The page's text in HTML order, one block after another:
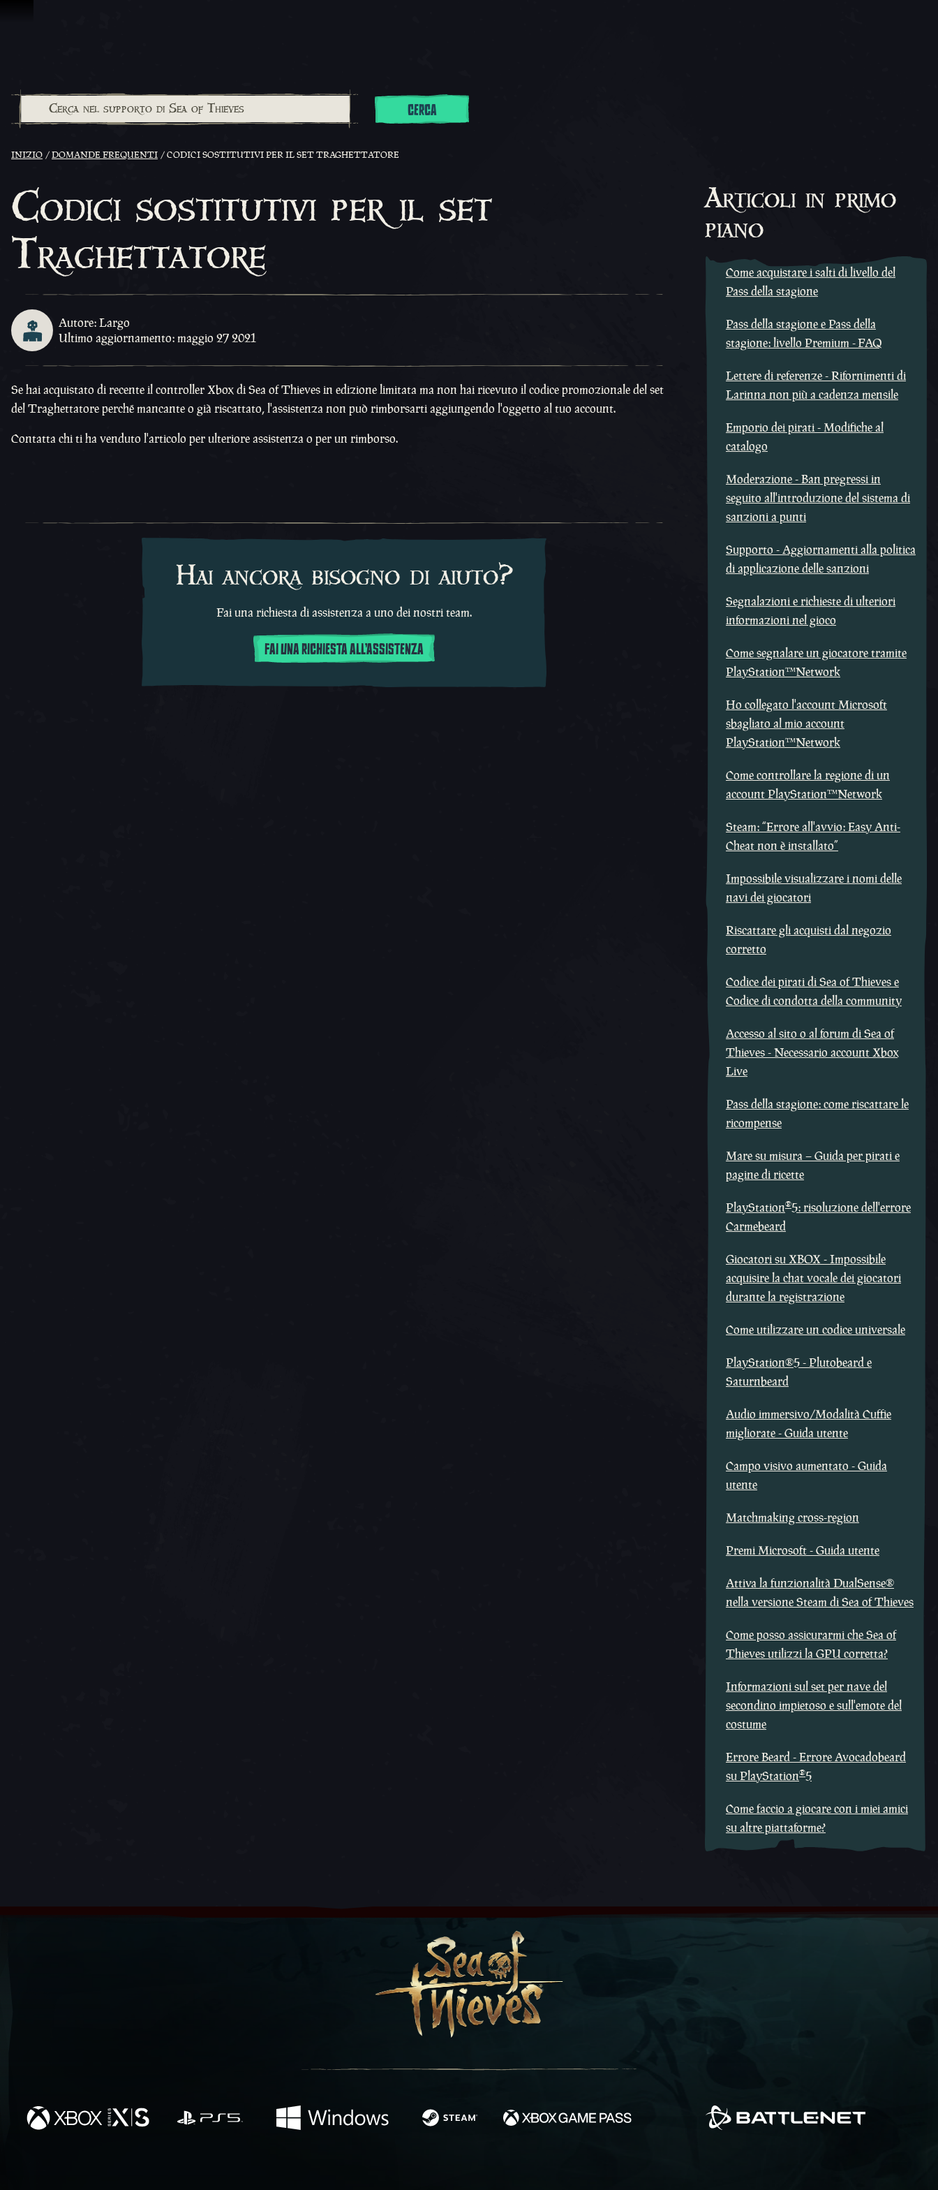
CERCA
INIZIO DOMANDE FREQUENTI CODICI SOSTITUTIVI PER IL SET TRAGHETTATORE
Codici sostitutivi per il set
Traghettatore
Autore: Largo
Ultimo aggiornamento: maggio 27 2021
Se hai acquistato di recente il controller Xbox di Sea of Thieves in edizione limitata ma non hai ricevuto il codice promozionale del set
del Traghettatore perché mancante o già riscattato, l'assistenza non può rimborsarti aggiungendo l'oggetto al tuo account.
Contatta chi ti ha venduto l'articolo per ulteriore assistenza o per un rimborso.
Hai ancora bisogno di aiuto?
Fai una richiesta di assistenza a uno dei nostri team.
FAI UNA RICHIESTA ALL'ASSISTENZA
Articoli in primo
piano
Come acquistare i salti di livello del
Pass della stagione
Pass della stagione e Pass della
stagione: livello Premium - FAQ
Lettere di referenze - Rifornimenti di
Larinna non più a cadenza mensile
Emporio dei pirati - Modifiche al
catalogo
Moderazione - Ban pregressi in
seguito all'introduzione del sistema di
sanzioni a punti
Supporto - Aggiornamenti alla politica
di applicazione delle sanzioni
Segnalazioni e richieste di ulteriori
informazioni nel gioco
Come segnalare un giocatore tramite
PlayStation™Network
Ho collegato l'account Microsoft
sbagliato al mio account
PlayStation™Network
Come controllare la regione di un
account PlayStation™Network
Steam: “Errore all'avvio: Easy Anti-
Cheat non è installato”
Impossibile visualizzare i nomi delle
navi dei giocatori
Riscattare gli acquisti dal negozio
corretto
Codice dei pirati di Sea of Thieves e
Codice di condotta della community
Accesso al sito o al forum di Sea of
Thieves - Necessario account Xbox
Live
Pass della stagione: come riscattare le
ricompense
Mare su misura – Guida per pirati e
pagine di ricette
PlayStation®5: risoluzione dell'errore
Carmebeard
Giocatori su XBOX - Impossibile
acquisire la chat vocale dei giocatori
durante la registrazione
Come utilizzare un codice universale
PlayStation®5 - Plutobeard e
Saturnbeard
Audio immersivo/Modalità Cuffie
migliorate - Guida utente
Campo visivo aumentato - Guida
utente
Matchmaking cross-region
Premi Microsoft - Guida utente
Attiva la funzionalità DualSense®
nella versione Steam di Sea of Thieves
Come posso assicurarmi che Sea of
Thieves utilizzi la GPU corretta?
Informazioni sul set per nave del
secondino impietoso e sull'emote del
costume
Errore Beard - Errore Avocadobeard
su PlayStation®5
Come faccio a giocare con i miei amici
su altre piattaforme?